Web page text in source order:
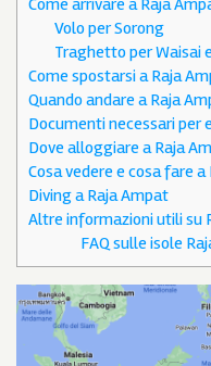
Come arrivare a Raja
Volo per Sorong
Traghetto per Waisai
Come spostarsi a Raja
Quando andare a Raja
Documenti necessari per
Dove alloggiare a Raja
Cosa vedere e cosa fare
Diving a Raja Ampat
Altre informazioni utili su
FAQ sulle isole